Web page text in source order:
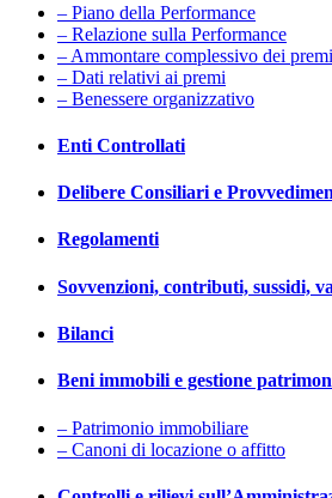
– Piano della Performance
– Relazione sulla Performance
– Ammontare complessivo dei premi
– Dati relativi ai premi
– Benessere organizzativo
Enti Controllati
Delibere Consiliari e
Regolamenti
Sovvenzioni, contributi, sussidi,
Bilanci
Beni immobili e gestione
– Patrimonio immobiliare
– Canoni di locazione o affitto